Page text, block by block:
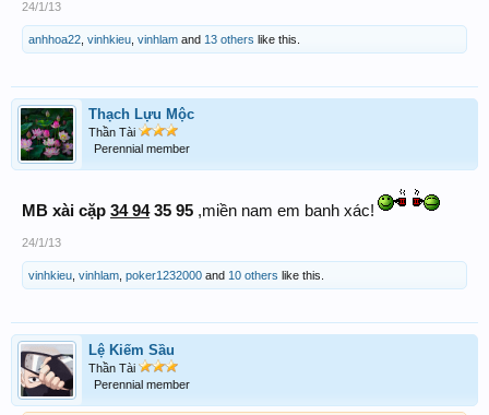
24/1/13
anhhoa22 vinhkieu vinhlam and 13 others like this.
Thạch Lựu Mộc
Thần Tài
Perennial member
MB xài cặp 34 9435 95 ,miền nam em banh xác!
24/1/13
vinhkieu vinhlam poker1232000 and 10 others like this.
Lệ Kiếm Sầu
Thần Tài
Perennial member